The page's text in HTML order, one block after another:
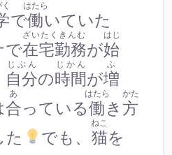
で働
はたら
いていた
で在宅勤務
ざいたくきんむ
が始
はじ
自分
じぶん
の時間
じかん
が増
ふ
合
あ
っている働
はたら
き 方
かた
た でも、 猫
ねこ
を